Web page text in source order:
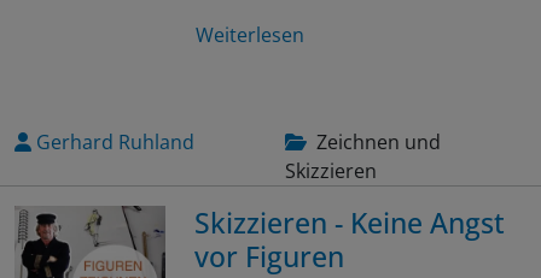
Weiterlesen
Gerhard Ruhland
Zeichnen und
Skizzieren
Skizzieren - Keine Angst
vor Figuren